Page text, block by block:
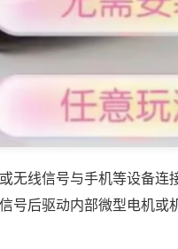
无线信号与手机等设备连
号后驱动内部微型电机或